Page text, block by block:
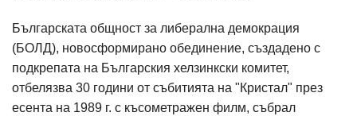
Българската общност за либерална демокрация
(БОЛД), новосформирано обединение, създадено с
подкрепата на Българския хелзинкски комитет,
отбелязва 30 години от събитията на "Кристал" през
есента на 1989 г. с късометражен филм, събрал